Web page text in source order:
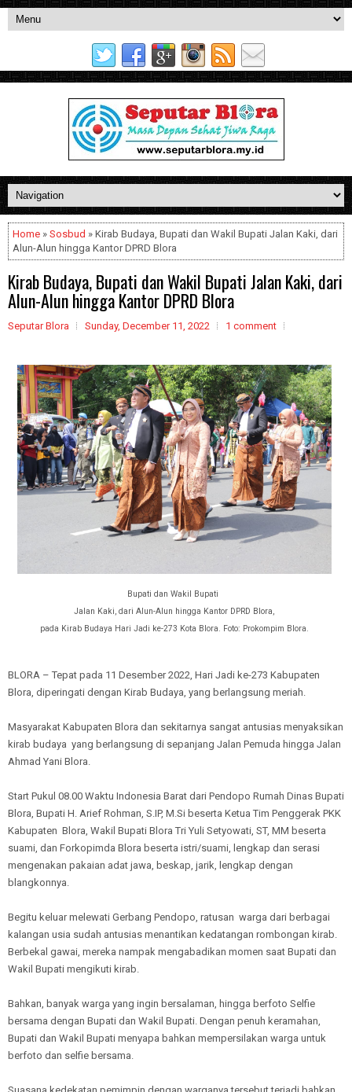
Home » Sosbud » Kirab Budaya, Bupati dan Wakil Bupati Jalan Kaki, dari
Alun-Alun hingga Kantor DPRD Blora
Kirab Budaya, Bupati dan Wakil Bupati Jalan Kaki, dari
Alun-Alun hingga Kantor DPRD Blora
Seputar Blora Sunday, December 11, 2022 1 comment
Bupati dan Wakil Bupati
Jalan Kaki, dari Alun-Alun hingga Kantor DPRD Blora,
pada Kirab Budaya Hari Jadi ke-273 Kota Blora. Foto: Prokompim Blora.
BLORA – Tepat pada 11 Desember 2022, Hari Jadi ke-273 Kabupaten
Blora, diperingati dengan Kirab Budaya, yang berlangsung meriah.
Masyarakat Kabupaten Blora dan sekitarnya sangat antusias menyaksikan
kirab budaya yang berlangsung di sepanjang Jalan Pemuda hingga Jalan
Ahmad Yani Blora.
Start Pukul 08.00 Waktu Indonesia Barat dari Pendopo Rumah Dinas Bupati
Blora, Bupati H. Arief Rohman, S.IP, M.Si beserta Ketua Tim Penggerak PKK
Kabupaten Blora, Wakil Bupati Blora Tri Yuli Setyowati, ST, MM beserta
suami, dan Forkopimda Blora beserta istri/suami, lengkap dan serasi
mengenakan pakaian adat jawa, beskap, jarik, lengkap dengan
blangkonnya.
Begitu keluar melewati Gerbang Pendopo, ratusan warga dari berbagai
kalangan usia sudah antusias menantikan kedatangan rombongan kirab.
Berbekal gawai, mereka nampak mengabadikan momen saat Bupati dan
Wakil Bupati mengikuti kirab.
Bahkan, banyak warga yang ingin bersalaman, hingga berfoto Selfie
bersama dengan Bupati dan Wakil Bupati. Dengan penuh keramahan,
Bupati dan Wakil Bupati menyapa bahkan mempersilakan warga untuk
berfoto dan selfie bersama.
Suasana kedekatan pemimpin dengan warganya tersebut terjadi bahkan